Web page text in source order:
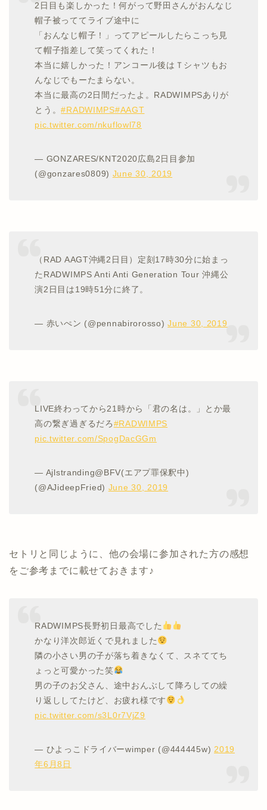
2日目も楽しかった！何がって野田さんがおんなじ
帽子被っててライブ途中に
「おんなじ帽子！」ってアピールしたらこっち見
て帽子指差して笑ってくれた！
本当に嬉しかった！アンコール後はＴシャツもお
んなじでもーたまらない。
本当に最高の2日間だったよ。RADWIMPSありが
とう。#RADWIMPS#AAGT
pic.twitter.com/nkuflowl78
— GONZARES/KNT2020広島2日目参加
(@gonzares0809) June 30, 2019
（RAD AAGT沖縄2日目）定刻17時30分に始まっ
たRADWIMPS Anti Anti Generation Tour 沖縄公
演2日目は19時51分に終了。
— 赤いぺン (@pennabirorosso)June 30, 2019
LIVE終わってから21時から「君の名は。」とか最
高の繋ぎ過ぎるだろ#RADWIMPS
pic.twitter.com/SpogDacGGm
— Ajlstranding@BFV(エアプ罪保釈中)
(@AJideepFried) June 30, 2019
セトリと同じように、他の会場に参加された方の感想
をご参考までに載せておきます♪
RADWIMPS長野初日最高でした
かなり洋次郎近くで見れました
隣の小さい男の子が落ち着きなくて、スネててち
ょっと可愛かった笑
男の子のお父さん、途中おんぶして降ろしての繰
り返ししてたけど、お疲れ様です
pic.twitter.com/s3L0r7VjZ9
— ひよっこドライバーwimper (@444445w) 2019
年6月8日